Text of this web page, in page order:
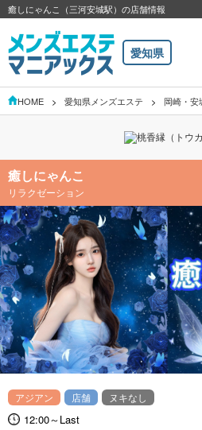
癒しにゃんこ（三河安城駅）の店舗情報
愛知県
HOME 愛知県メンズエステ 岡崎・安
癒しにゃんこ
リラクゼーション
アジアン 店舗 ヌキなし
12:00～Last